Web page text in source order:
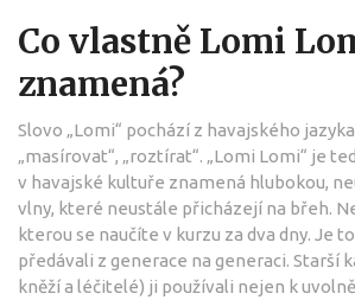
Co vlastně Lomi
znamená?
Slovo „Lomi“ pochází z havajského
„masírovat“, „roztírat“. „Lomi Lomi“ je
v havajské kultuře znamená hlubokou,
vlny, které neustále přicházejí na břeh.
kterou se naučíte v kurzu za dva dny. Je
předávali z generace na generaci. Starší
kněží a léčitelé) ji používali nejen k